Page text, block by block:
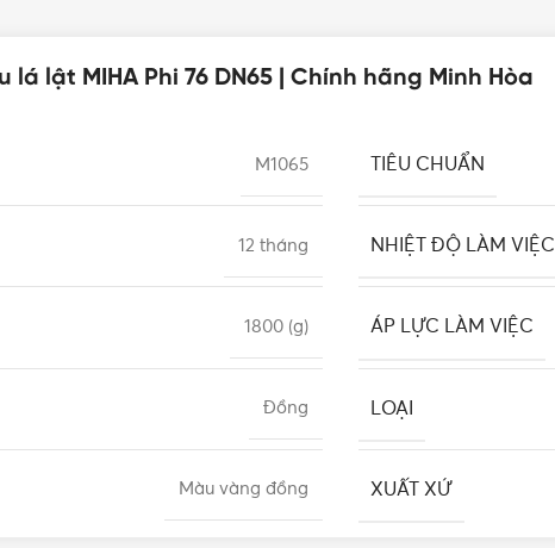
lá lật MIHA Phi 76 DN65 | Chính hãng Minh Hòa
M1065 TIÊU CHUẨN
12 tháng NHIỆT ĐỘ LÀM VIỆC
1800 (g) ÁP LỰC LÀM VIỆC
Đồng LOẠI
Màu vàng đồng XUẤT XỨ